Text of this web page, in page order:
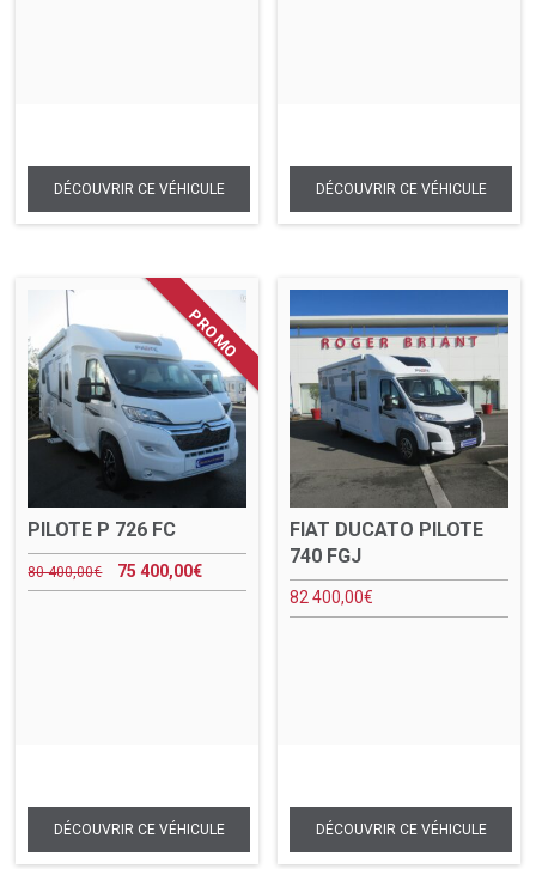
PILOTE P 726 FC
80 400,00€ 75 400,00€
FIAT DUCATO PILOTE
740 FGJ
82 400,00€